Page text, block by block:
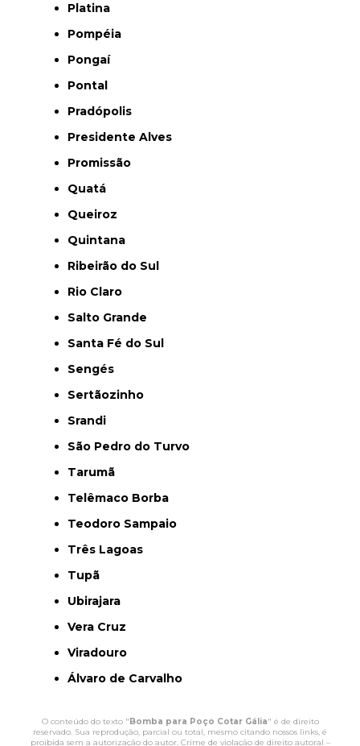
Platina
Pompéia
Pongaí
Pontal
Pradópolis
Presidente Alves
Promissão
Quatá
Queiroz
Quintana
Ribeirão do Sul
Rio Claro
Salto Grande
Santa Fé do Sul
Sengés
Sertãozinho
Srandi
São Pedro do Turvo
Tarumã
Telêmaco Borba
Teodoro Sampaio
Três Lagoas
Tupã
Ubirajara
Vera Cruz
Viradouro
Álvaro de Carvalho
O conteúdo do texto " Bomba para Poço Cotar Gália" é de direito
reservado. Sua reprodução, parcial ou total, mesmo citando nossos links, é
proibida sem a autorização do autor. Crime de violação de direito autoral –